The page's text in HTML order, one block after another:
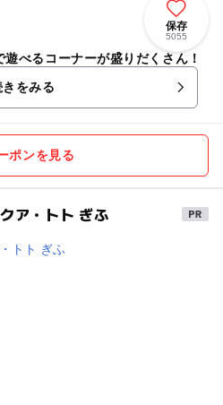
保存
5055
べるコーナーが盛りだくさん！
きをみる
ポンを見る
ア・トト ぎふ